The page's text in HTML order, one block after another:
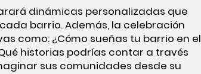
dinámicas personalizadas que
barrio. Además, la celebración
como: ¿Cómo sueñas tu barrio en el
historias podrías contar a través
sus comunidades desde su